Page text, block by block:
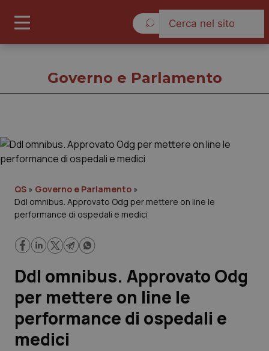
Governo e Parlamento
Regioni e Asl
Lavoro e Professioni
Scienza e Farmaci
Studi e Analisi
Governo e Parlamento
QS » Governo e Parlamento »
Ddl omnibus. Approvato Odg per mettere on line le
performance di ospedali e medici
Ddl omnibus. Approvato Odg
per mettere on line le
performance di ospedali e
medici